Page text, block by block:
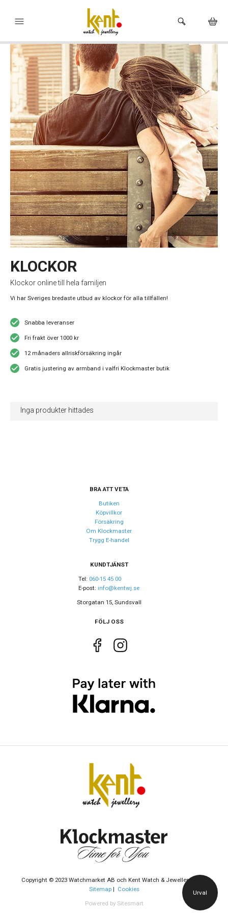
HEM
KLOCKOR
VARUMÄRKEN
SMYCKEN
HÅLTAGNING ÖRON
BUTIKEN
KLOCKOR
Klockor online till hela familjen
Vi har Sveriges bredaste utbud av klockor för alla tillfällen!
Snabba leveranser
Fri frakt över 1000 kr
12 månaders allriskförsäkring ingår
Gratis justering av armband i valfri Klockmaster butik
Urval
Inga produkter hittades
BRA ATT VETA
Butiken
Köpvillkor
Försäkring
Om Klockmaster
Trygg E-handel
KUNDTJÄNST
Tel: 060-15 45 00
E-post: info@kentwj.se
Storgatan 15, Sundsvall
FÖLJ OSS
Copyright © 2023 Watchmarket AB och Kent Watch & Jewellery AB |
Sitemap| Cookies
Powered by Sitesmart